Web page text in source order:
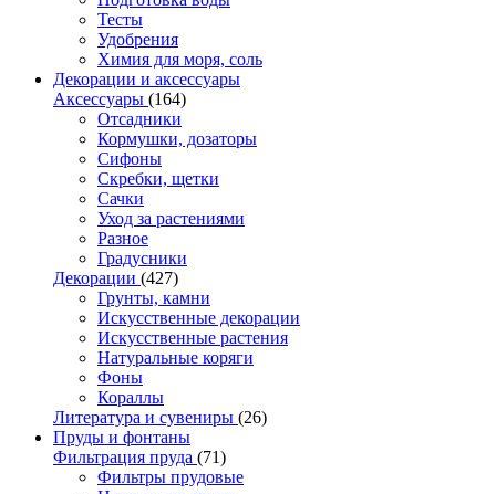
Тесты
Удобрения
Химия для моря, соль
Декорации и аксессуары
Аксессуары (164)
Отсадники
Кормушки, дозаторы
Сифоны
Скребки, щетки
Сачки
Уход за растениями
Разное
Градусники
Декорации (427)
Грунты, камни
Искусственные декорации
Искусственные растения
Натуральные коряги
Фоны
Кораллы
Литература и сувениры (26)
Пруды и фонтаны
Фильтрация пруда (71)
Фильтры прудовые